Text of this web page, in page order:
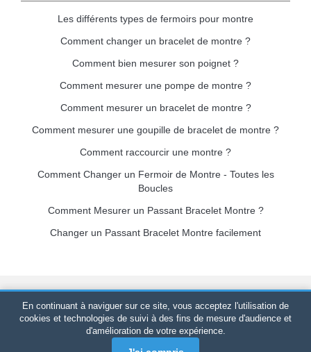
Les différents types de fermoirs pour montre
Comment changer un bracelet de montre ?
Comment bien mesurer son poignet ?
Comment mesurer une pompe de montre ?
Comment mesurer un bracelet de montre ?
Comment mesurer une goupille de bracelet de montre ?
Comment raccourcir une montre ?
Comment Changer un Fermoir de Montre - Toutes les
Boucles
Comment Mesurer un Passant Bracelet Montre ?
Changer un Passant Bracelet Montre facilement
Bracelet-de-montre.com© 2026Tous droits réservés-SIRET
520 247 727 000 57 -Plateforme Juridique : BP 20075 - 31121
PORTET PDC - France Métropolitaine-Vente en ligne
uniquement
En continuant à naviguer sur ce site, vous acceptez l'utilisation de
cookies et technologies de suivi à des fins de mesure d'audience et
d'amélioration de votre expérience.